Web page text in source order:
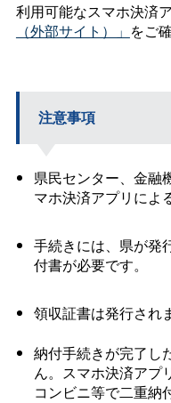
利用可能なスマホ決済
（外部サイト）」 をご
注意事項
県民センター、金融
マホ決済アプリによ
手続きには、県が発
付書が必要です。
領収証書は発行され
納付手続きが完了し
ん。スマホ決済アプ
コンビニ等で二重納